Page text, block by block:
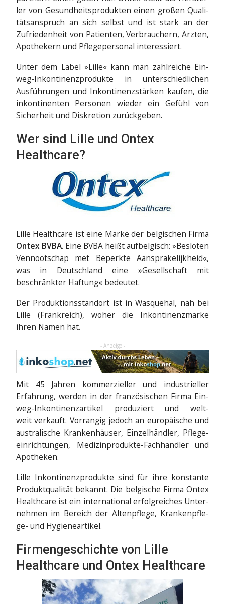
ler von Gesund­heits­pro­duk­ten einen gro­ßen Qua­li­
täts­an­spruch an sich selbst und ist stark an der
Zufrie­den­heit von Pati­en­ten, Ver­brau­chern, Ärz­ten,
Apo­the­kern und Pfle­ge­per­so­nal interessiert.
Unter dem Label »Lil­le« kann man zahl­rei­che Ein­
weg-Inkon­ti­nenz­pro­duk­te in unter­schied­li­chen
Aus­füh­run­gen und Inkon­ti­nenz­stär­ken kau­fen, die
inkon­ti­nen­ten Per­so­nen wie­der ein Gefühl von
Sicher­heit und Dis­kre­ti­on zurückgeben.
Wer sind Lille und Ontex
Healthcare?
Lil­le Health­ca­re ist eine Mar­ke der bel­gi­schen Fir­ma
Ontex BVBA. Eine BVBA heißt auf­bel­gisch: »Bes­lo­ten
Ven­noot­schap met Beperk­te Aans­pra­ke­li­jk­heid«,
was in Deutsch­land eine »Gesell­schaft mit
beschränk­ter Haf­tung« bedeutet.
Der Pro­duk­ti­ons­stand­ort ist in Was­quehal, nah bei
Lil­le (Frank­reich), woher die Inkon­ti­nenz­mar­ke
ihren Namen hat.
- Anzeige -
Mit 45 Jah­ren kom­mer­zi­el­ler und indus­tri­el­ler
Erfah­rung, wer­den in der fran­zö­si­schen Fir­ma Ein­
weg-Inkon­ti­nenz­ar­ti­kel pro­du­ziert und welt­
weit ver­kauft. Vor­ran­gig jedoch an euro­päi­sche und
aus­tra­li­sche Kran­ken­häu­ser, Ein­zel­händ­ler, Pfle­ge­
ein­rich­tun­gen, Medi­zin­pro­duk­te-Fach­händ­ler und
Apotheken.
Lil­le Inkon­ti­nenz­pro­duk­te sind für ihre kon­stan­te
Pro­dukt­qua­li­tät bekannt. Die bel­gi­sche Fir­ma Ontex
Health­ca­re ist ein inter­na­tio­nal erfolg­rei­ches Unter­
neh­men im Bereich der Alten­pfle­ge, Kran­ken­pfle­
ge- und Hygieneartikel.
Firmengeschichte von Lille
Healthcare und Ontex Healthcare